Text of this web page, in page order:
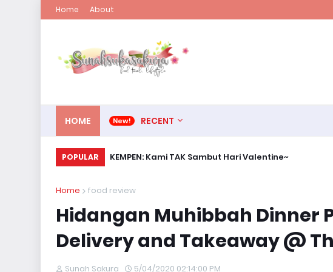
Home About
HOME RECENT
POPULAR KEMPEN: Kami TAK Sambut Hari Valentine~
Home food review
Hidangan Muhibbah Dinner
Delivery and Takeaway @
Sunah Sakura 5/04/2020 02:14:00 PM